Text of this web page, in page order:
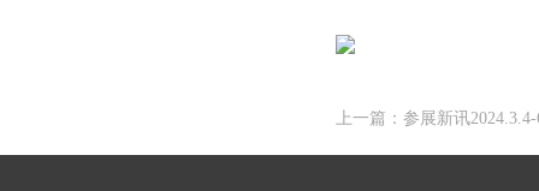
上一篇：参展新讯